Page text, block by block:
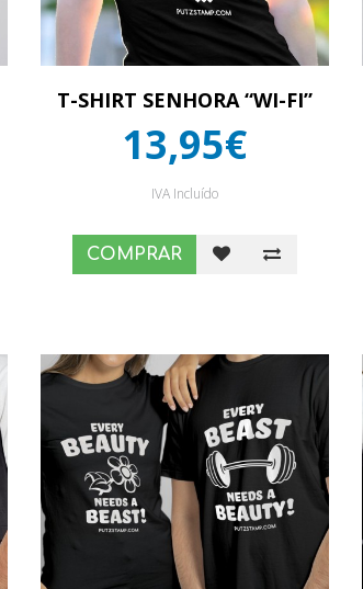
T-SHIRT SENHORA “WI-FI”
13,95€
IVA Incluído
COMPRAR